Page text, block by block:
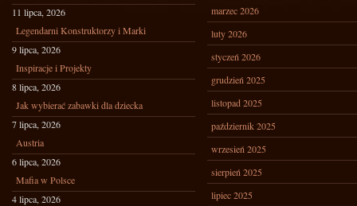
11 lipca, 2026
Legendarni Konstruktorzy i Marki
9 lipca, 2026
Inspiracje i Projekty
8 lipca, 2026
Jak wybierać zabawki dla dziecka
7 lipca, 2026
Austria
6 lipca, 2026
Mafia w Polsce
4 lipca, 2026
marzec 2026
luty 2026
styczeń 2026
grudzień 2025
listopad 2025
październik 2025
wrzesień 2025
sierpień 2025
lipiec 2025